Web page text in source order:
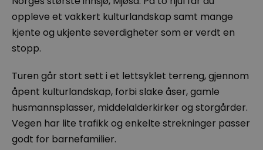
oppleve et vakkert kulturlandskap samt mange
kjente og ukjente severdigheter som er verdt en
stopp.
Turen går stort sett i et lettsyklet terreng, gjennom
åpent kulturlandskap, forbi slake åser, gamle
husmannsplasser, middelalderkirker og storgårder.
Vegen har lite trafikk og enkelte strekninger passer
godt for barnefamilier.